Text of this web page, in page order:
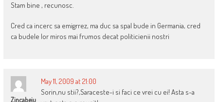
Stam bine , recunosc.
Cred ca incerc sa emigrrez, ma duc sa spal bude in Germania, cred
ca budele lor miros mai frumos decat politicienii nostri
Zincabeiu
May 11, 2009 at 21:00
Sorin,nu stii?,Saraceste-i si faci ce vrei cu ei! Asta s-a